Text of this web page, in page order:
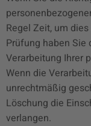
Regel Zeit, um
Prüfung haben Sie
Verarbeitung Ihrer
Wenn die
unrechtmäßig
Löschung die
verlangen.